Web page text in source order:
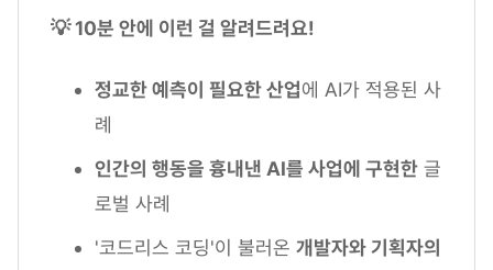
💡 10분 안에 이런 걸 알려드려요!
정교한 예측이 필요한 산업에 AI가 적용된 사
례
인간의 행동을 흉내낸 AI를 사업에 구현한 글
로벌 사례
'코드리스 코딩'이 불러온 개발자와 기획자의